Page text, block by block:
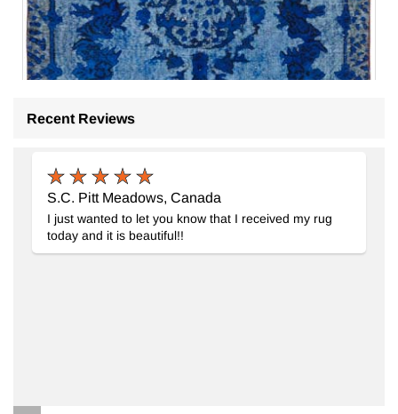
Recent Reviews
S.C. Pitt Meadows, Canada
I just wanted to let you know that I received my rug
today and it is beautiful!!